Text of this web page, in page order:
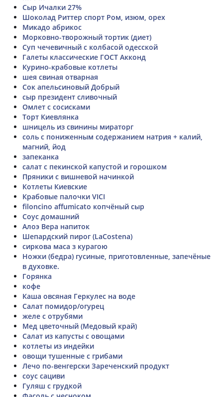
Сыр Ичалки 27%
Шоколад Риттер спорт Ром, изюм, орех
Микадо абрикос
Морковно-творожный тортик (диет)
Суп чечевичный с колбасой одесской
Галеты классические ГОСТ Акконд
Курино-крабовые котлеты
шея свиная отварная
Сок апельсиновый Добрый
сыр президент сливочный
Омлет с сосисками
Торт Киевлянка
шницель из свинины мираторг
соль с пониженным содержанием натрия + калий,
магний, йод
запеканка
салат с пекинской капустой и горошком
Пряники с вишневой начинкой
Котлеты Киевские
Крабовые палочки VICI
filoncino affumicato копчёный сыр
Соус домашний
Алоэ Вера напиток
Шепардский пирог (LaCostena)
сиркова маса з курагою
Ножки (бедра) гусиные, приготовленные, запечёные
в духовке.
Горянка
кофе
Каша овсяная Геркулес на воде
Салат помидор/огурец
желе с отрубями
Мед цветочный (Медовый край)
Салат из капусты с овощами
котлеты из индейки
овощи тушенные с грибами
Лечо по-венгерски Зареченский продукт
соус сациви
Гуляш с грудкой